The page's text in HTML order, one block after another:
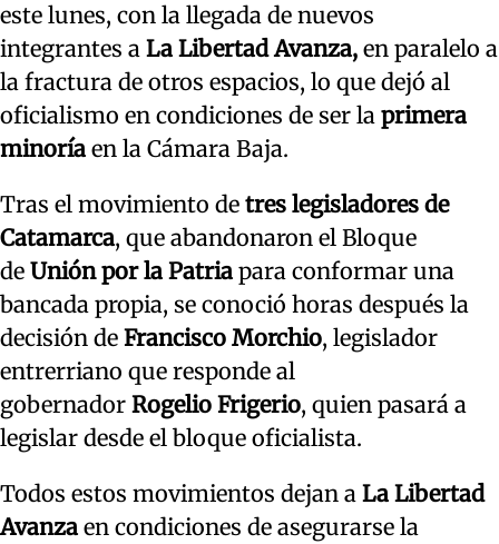
este lunes, con la llegada de nuevos
integrantes a La Libertad Avanza, en paralelo a
la fractura de otros espacios, lo que dejó al
oficialismo en condiciones de ser la primera
minoría en la Cámara Baja.
Tras el movimiento de tres legisladores de
Catamarca, que abandonaron el Bloque
de Unión por la Patria para conformar una
bancada propia, se conoció horas después la
decisión de Francisco Morchio, legislador
entrerriano que responde al
gobernador Rogelio Frigerio, quien pasará a
legislar desde el bloque oficialista.
Todos estos movimientos dejan a La Libertad
Avanza en condiciones de asegurarse la